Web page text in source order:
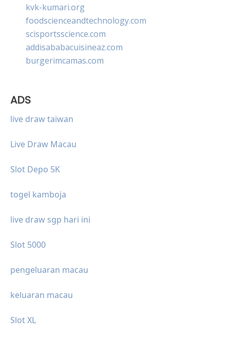
kvk-kumari.org
foodscienceandtechnology.com
scisportsscience.com
addisababacuisineaz.com
burgerimcamas.com
ADS
live draw taiwan
Live Draw Macau
Slot Depo 5K
togel kamboja
live draw sgp hari ini
Slot 5000
pengeluaran macau
keluaran macau
Slot XL